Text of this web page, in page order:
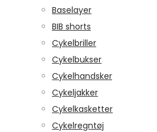
Baselayer
BIB shorts
Cykelbriller
Cykelbukser
Cykelhandsker
Cykeljakker
Cykelkasketter
Cykelregntøj